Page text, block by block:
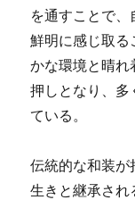
を通すことで
鮮明に感じ取る
かな環境と晴れ
押しとなり、
ている。
伝統的な和装が
生きと継承され